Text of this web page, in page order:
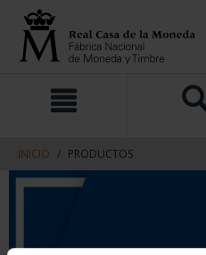
contenido
navegacin
INICIO PRODUCTOS